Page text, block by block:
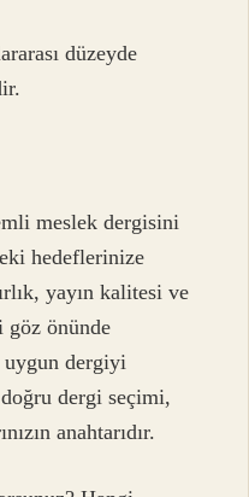
düzeyde
meslek dergisini
hedeflerinize
yayın kalitesi ve
önünde
dergiyi
dergi seçimi,
anahtarıdır.